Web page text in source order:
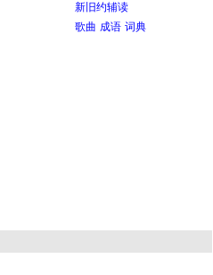
新旧约辅读
歌曲 成语 词典